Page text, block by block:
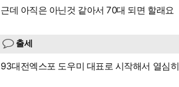
근데 아직은 아닌것 같아서 70대 되면 할래요
출세
93대전엑스포 도우미 대표로 시작해서 열심